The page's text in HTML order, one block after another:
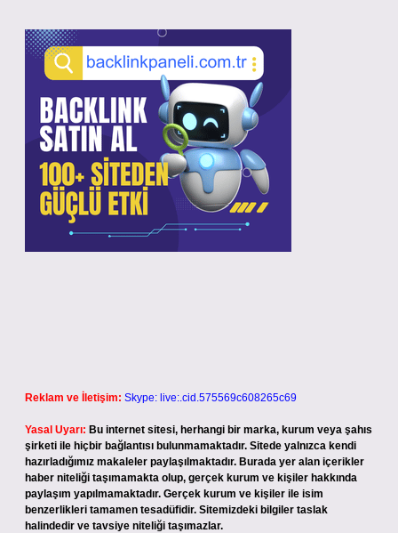
Reklam ve İletişim: Skype: live:.cid.575569c608265c69
Yasal Uyarı: Bu internet sitesi, herhangi bir marka, kurum veya şahıs
şirketi ile hiçbir bağlantısı bulunmamaktadır. Sitede yalnızca kendi
hazırladığımız makaleler paylaşılmaktadır. Burada yer alan içerikler
haber niteliği taşımamakta olup, gerçek kurum ve kişiler hakkında
paylaşım yapılmamaktadır. Gerçek kurum ve kişiler ile isim
benzerlikleri tamamen tesadüfidir. Sitemizdeki bilgiler taslak
halindedir ve tavsiye niteliği taşımazlar.